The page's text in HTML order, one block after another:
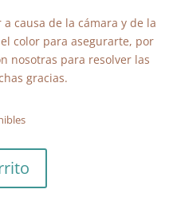
causa de la cámara y de la
color para asegurarte, por
nosotras para resolver las
gracias.